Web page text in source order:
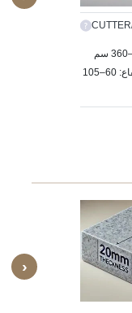
العرض/الارتفاع: 60–105
‹